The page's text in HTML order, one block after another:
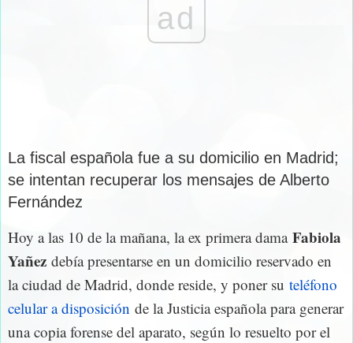
ad
La fiscal española fue a su domicilio en Madrid;
se intentan recuperar los mensajes de Alberto
Fernández
Hoy a las 10 de la mañana, la ex primera dama Fabiola
Yañez debía presentarse en un domicilio reservado en
la ciudad de Madrid, donde reside, y poner su teléfono
celular a disposición de la Justicia española para generar
una copia forense del aparato, según lo resuelto por el